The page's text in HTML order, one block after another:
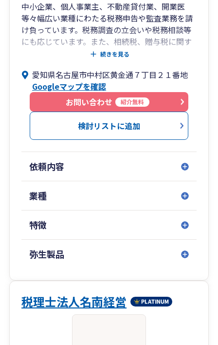
中小企業、個人事業主、不動産貸付業、開業医
等々幅広い業種にわたる税務申告や監査業務を請
け負っています。税務調査の立会いや税務相談等
にも応じています。また、相続税、贈与税に関す
る申告、相談にも対応しています。
続きを見る
愛知県名古屋市中村区黄金通７丁目２１番地
Googleマップを確認
お問い合わせ
紹介無料
検討リストに追加
依頼内容
業種
特徴
弥生製品
税理士法人名南経営